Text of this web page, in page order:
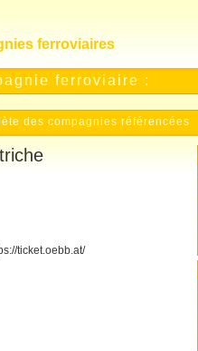
ferroviaires
ferroviaire :
des compagnies référencées
ticket.oebb.at/